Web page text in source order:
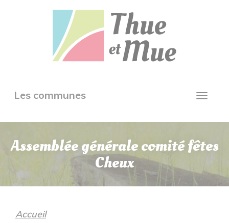
Toggle
Les communes
Assemblée générale comité fêtes
Cheux
Accueil
Panneau de gestion des cookies